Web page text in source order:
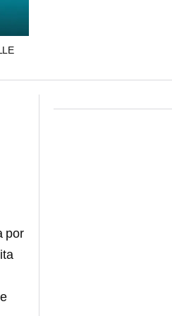
por